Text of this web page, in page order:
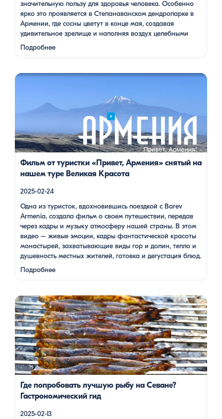
значительную пользу для здоровья человека. Особенно
ярко это проявляется в Степанаванском дендропарке в
Армении, где сосны цветут в конце мая, создавая
удивительное зрелище и наполняя воздух целебными
веществами.
Лорийской области Степанаванский дендропарк, также
Подробнее
Одна из туристок, вдохновившись поездкой с Barev Armenia,
музыку атмосферу нашей страны. В этом видео – живые
эмоции, кадры фантастической красоты монастырей,
захватывающие виды гор и долин, тепло и душевность
местных жителей, готовка и дегустация блюд. Путешествие
под завораживающие мелодии дудука Дживана Гаспаряна
стало настоящим погружением […]
Фильм от туристки «Привет, Армения» снятый на
нашем туре Великая Красота
2025-02-24
Одна из туристок, вдохновившись поездкой с Barev
Armenia, создала фильм о своем путешествии, передав
через кадры и музыку атмосферу нашей страны. В этом
видео – живые эмоции, кадры фантастической красоты
монастырей, захватывающие виды гор и долин, тепло и
душевность местных жителей, готовка и дегустация блюд.
Путешествие под завораживающие мелодии дудука
Дживана Гаспаряна стало настоящим погружением …
Подробнее
Многие гости Армении, приезжая в страну, обязательно
включают в свою программу поездку на Севан. Этот
маршрут — один из самых популярных: свежий горный
воздух, величественные пейзажи, древние храмы и, конечно
же, местная кухня. На Севане можно посетить Севанаванк
— знаменитый монастырь IX века, расположенный на
полуострове, а также Айраванк, который менее известен, но
не менее […]
Где попробовать лучшую рыбу на Севане?
Гастрономический гид
2025-02-13